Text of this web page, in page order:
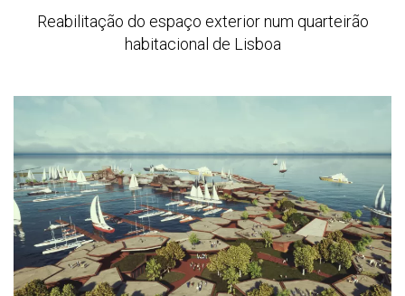
Reabilitação do espaço exterior num quarteirão
habitacional de Lisboa